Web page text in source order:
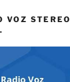
VOZ STEREO